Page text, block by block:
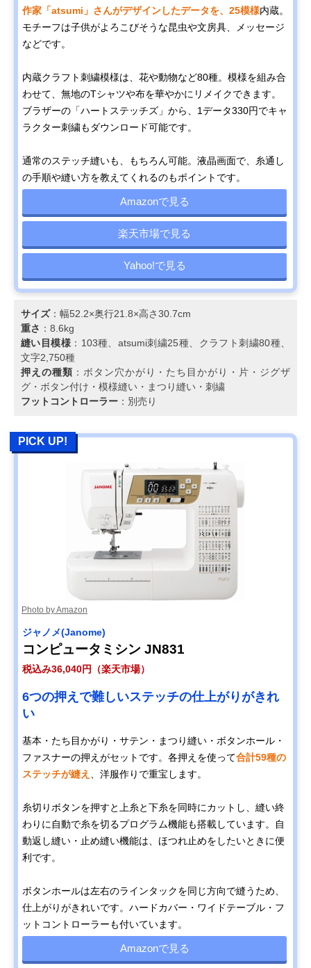
作家「atsumi」さんがデザインしたデータを、25模様内蔵。
モチーフは子供がよろこびそうな昆虫や文房具、メッセージ
などです。
内蔵クラフト刺繍模様は、花や動物など80種。模様を組み合
わせて、無地のTシャツや布を華やかにリメイクできます。
ブラザーの「ハートステッチズ」から、1データ330円でキャ
ラクター刺繍もダウンロード可能です。
通常のステッチ縫いも、もちろん可能。液晶画面で、糸通し
の手順や縫い方を教えてくれるのもポイントです。
Amazonで見る
楽天市場で見る
Yahoo!で見る
サイズ：幅52.2×奥行21.8×高さ30.7cm
重さ ：8.6kg
縫い目模様 ：103種、atsumi刺繍25種、クラフト刺繍80種、
文字2,750種
押えの種類 ：ボタン穴かがり・たち目かがり・片・ジグザ
グ・ボタン付け・模様縫い・まつり縫い・刺繍
フットコントローラー ：別売り
PICK UP!
Photo by Amazon
ジャノメ(Janome)
コンピュータミシン JN831
税込み36,040円（楽天市場）
6つの押えで難しいステッチの仕上がりがきれ
い
基本・たち目かがり・サテン・まつり縫い・ボタンホール・
ファスナーの押えがセットです。各押えを使って合計59種の
ステッチが縫え
、洋服作りで重宝します。
糸切りボタンを押すと上糸と下糸を同時にカットし、縫い終
わりに自動で糸を切るプログラム機能も搭載しています。自
動返し縫い・止め縫い機能は、ほつれ止めをしたいときに便
利です。
ボタンホールは左右のラインタックを同じ方向で縫うため、
仕上がりがきれいです。ハードカバー・ワイドテーブル・フ
ットコントローラーも付いています。
Amazonで見る